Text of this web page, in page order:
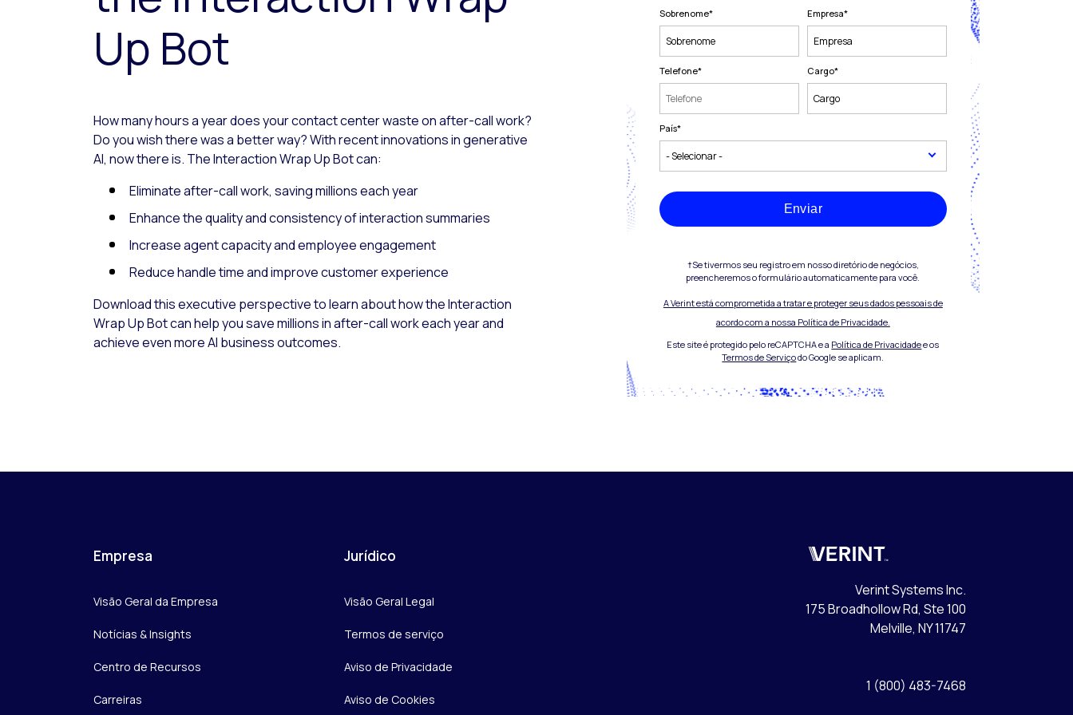
Up Bot
How many hours a year does your contact center waste on after-call work?
Do you wish there was a better way? With recent innovations in generative
AI, now there is. The Interaction Wrap Up Bot can:
Eliminate after-call work, saving millions each year
Enhance the quality and consistency of interaction summaries
Increase agent capacity and employee engagement
Reduce handle time and improve customer experience
Download this executive perspective to learn about how the Interaction
Wrap Up Bot can help you save millions in after-call work each year and
achieve even more AI business outcomes.
Sobrenome* Empresa*
Telefone* Cargo*
País*
Enviar
†Se tivermos seu registro em nosso diretório de negócios,
preencheremos o formulário automaticamente para você.
A Verint está comprometida a tratar e proteger seus dados pessoais de
acordo com a nossa Política de Privacidade.
Este site é protegido pelo reCAPTCHA e a Política de Privacidadee os
Termos de Serviçodo Google se aplicam.
Empresa
Visão Geral da Empresa
Notícias & Insights
Centro de Recursos
Carreiras
Jurídico
Visão Geral Legal
Termos de serviço
Aviso de Privacidade
Aviso de Cookies
Verint
Verint Systems Inc.
175 Broadhollow Rd, Ste 100
Melville, NY 11747
1 (800) 483-7468